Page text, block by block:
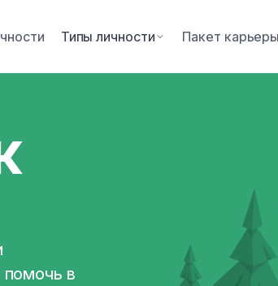
Типы личности Пакет карьеры
помочь в